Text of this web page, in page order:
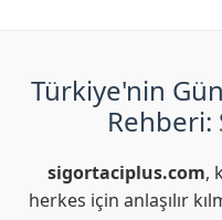
Türkiye'nin
Rehberi:
sigortaciplus.com,
herkes için anlaşılır